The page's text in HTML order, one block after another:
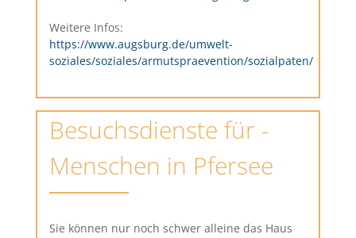
Weitere Infos:
https://www.augsburg.de/umwelt-
soziales/soziales/armutspraevention/sozialpaten/
Besuchsdienste für ­
Menschen in Pfersee
Sie können nur noch schwer alleine das Haus